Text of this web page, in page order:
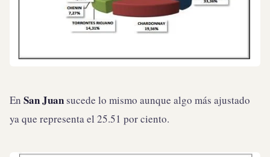
En San Juan sucede lo mismo aunque algo más ajustado
ya que representa el 25.51 por ciento.